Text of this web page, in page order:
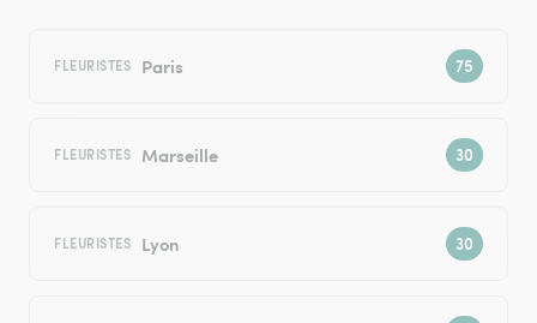
FLEURISTES Paris
FLEURISTES Marseille
FLEURISTES Lyon